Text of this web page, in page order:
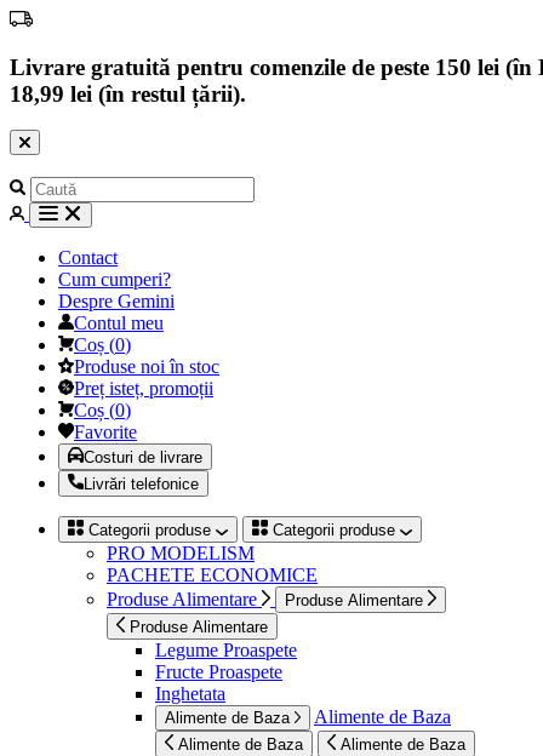
Livrare gratuită pentru comenzile de peste 150 lei
18,99 lei (în restul țării).
Contact
Cum cumperi?
Despre Gemini
Contul meu
Coș (0)
Produse noi în stoc
Preț isteț, promoții
Coș (0)
Favorite
Costuri de livrare
Livrări telefonice
Categorii produse Categorii produse
PRO MODELISM
PACHETE ECONOMICE
Produse Alimentare
Produse Alimentare
Produse Alimentare
Legume Proaspete
Fructe Proaspete
Inghetata
Alimente de Baza Alimente de Baza
Alimente de Baza Alimente de Baza